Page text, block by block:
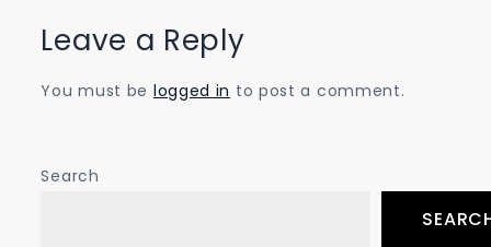
Leave a Reply
You must be logged in to post a comment.
Search